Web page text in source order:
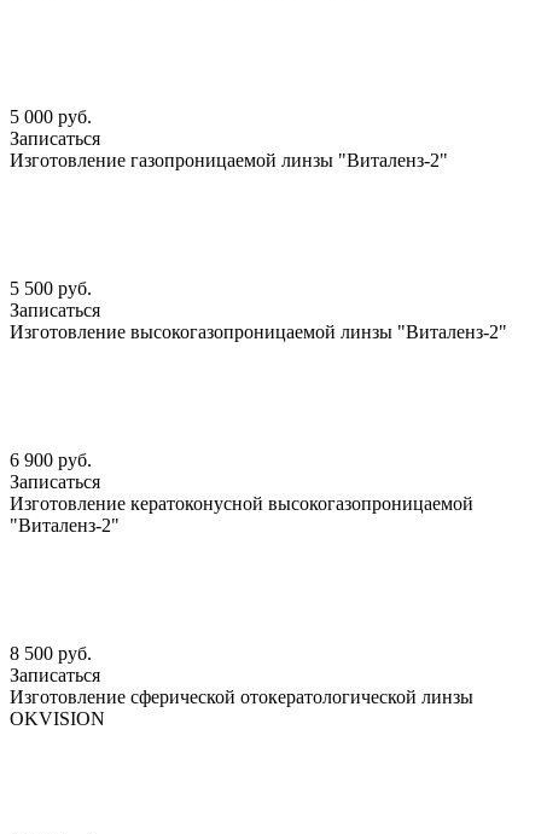
5 000 руб.
Записаться
Изготовление газопроницаемой линзы "Виталенз-2"
5 500 руб.
Записаться
Изготовление высокогазопроницаемой линзы "Виталенз-2"
6 900 руб.
Записаться
Изготовление кератоконусной высокогазопроницаемой
"Виталенз-2"
8 500 руб.
Записаться
Изготовление сферической отокератологической линзы
OKVISION